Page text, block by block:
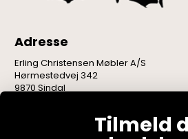
Adresse
Erling Christensen Møbler A/S
Hørmestedvej 342
9870 Sindal
Tilmeld